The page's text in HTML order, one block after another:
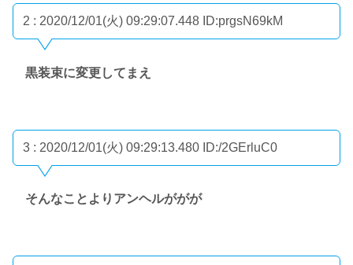
2 : 2020/12/01(火) 09:29:07.448 ID:prgsN69kM
黒装束に変更してまえ
3 : 2020/12/01(火) 09:29:13.480 ID:/2GErluC0
そんなことよりアンヘルががが